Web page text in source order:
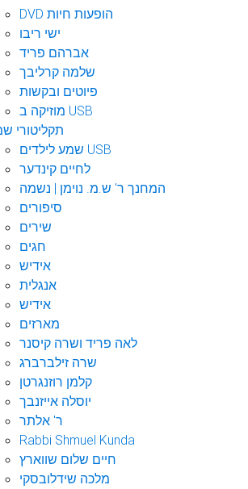
DVD הופעות חיות
ישי ריבו
אברהם פריד
שלמה קרליבך
פיוטים ובקשות
מוזיקה ב USB
תקליטורי
שמע לילדים USB
לחיים קינדער
המחנך ר' ש.מ. נוימן | נשמה
סיפורים
שירים
חגים
אידיש
אנגלית
אידיש
מארזים
לאה פריד ושרה קיסנר
שרה זילברברג
קלמן רוזנגרטן
יוסלה אייזנבך
ר' אלתר
Rabbi Shmuel Kunda
חיים שלום שווארץ
מלכה שידלובסקי